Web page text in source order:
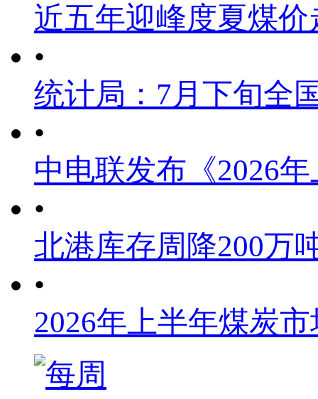
近五年迎峰度夏煤价
•
统计局：7月下旬全
•
中电联发布《2026
•
北港库存周降200万
•
2026年上半年煤炭